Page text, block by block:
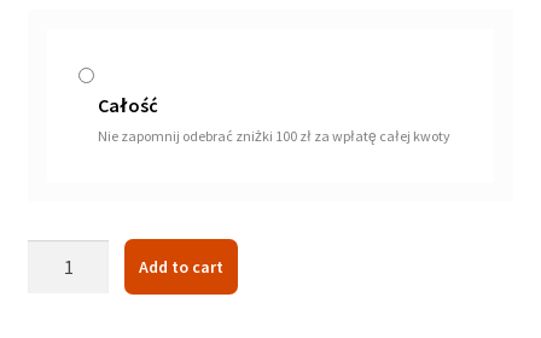
Całość
Nie zapomnij odebrać zniżki 100 zł za wpłatę całej kwoty
Add to cart